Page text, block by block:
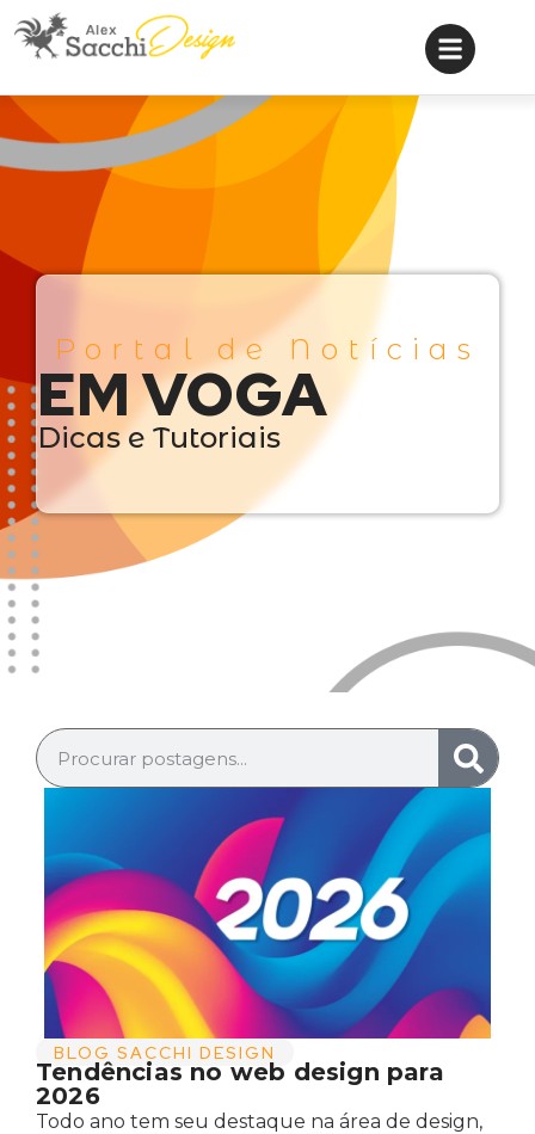
Portal de Notícias
EM VOGA
Dicas e Tutoriais
BLOG SACCHI DESIGN
Tendências no web design para
2026
Todo ano tem seu destaque na área de design,